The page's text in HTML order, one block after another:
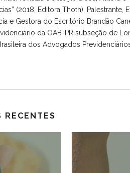
(2018, Editora Thoth), Palestrante,
e Gestora do Escritório Brandão
da OAB-PR subseção de
dos Advogados Previdenciários
RECENTES